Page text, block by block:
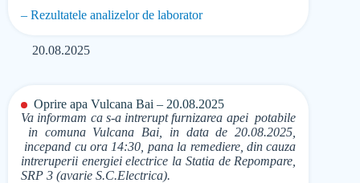
– Rezultatele analizelor de laborator
20.08.2025
Oprire apa Vulcana Bai – 20.08.2025
Va informam ca s-a intrerupt furnizarea apei potabile
in comuna Vulcana Bai, in data de 20.08.2025,
incepand cu ora 14:30, pana la remediere, din cauza
intreruperii energiei electrice la Statia de Repompare,
SRP 3 (avarie S.C.Electrica).